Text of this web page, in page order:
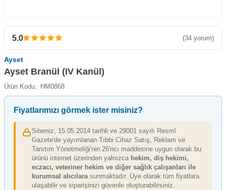
5.0 (34 yorum)
Ayset
Ayset Branül (IV Kanül)
Ürün Kodu: HM0868
Fiyatlarımızı görmek ister misiniz?
Sitemiz, 15.05.2014 tarihli ve 29001 sayılı Resmî
Gazete'de yayımlanan Tıbbi Cihaz Satış, Reklam ve
Tanıtım Yönetmeliği'nin 26'ncı maddesine uygun olarak bu
ürünü internet üzerinden yalnızca hekim, diş hekimi,
eczacı, veteriner hekim ve diğer sağlık çalışanları ile
kurumsal alıcılarasunmaktadır. Üye olarak tüm fiyatlara
ulaşabilir ve siparişinizi güvenle oluşturabilirsiniz.